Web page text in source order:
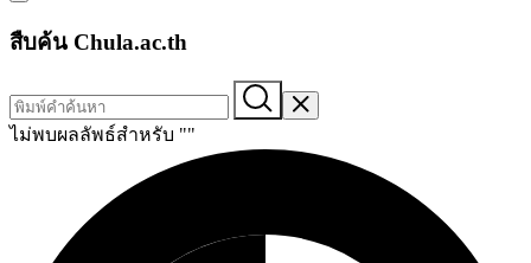
สืบค้น Chula.ac.th
ไม่พบผลลัพธ์สำหรับ ""